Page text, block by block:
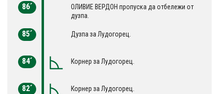
86´
OЛИВИЕ ВЕРДОН пропуска да отбележи от
дузпа.
85´ Дузпа за Лудогорец.
84´ Корнер за Лудогорец.
82´ Корнер за Лудогорец.